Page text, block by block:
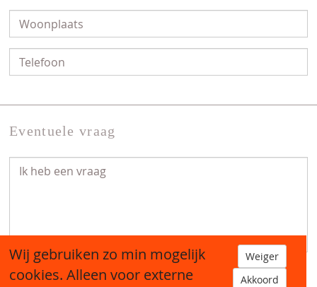
Eventuele vraag
Wij gebruiken zo min mogelijk
cookies. Alleen voor externe
Weiger
Akkoord